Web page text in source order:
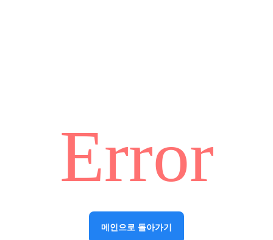
Error
메인으로 돌아가기